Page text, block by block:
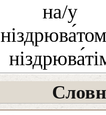
на/у